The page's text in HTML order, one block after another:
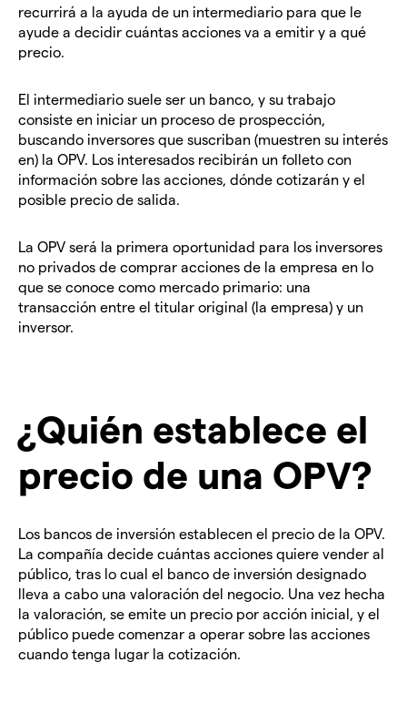
recurrirá a la ayuda de un intermediario para que le
ayude a decidir cuántas acciones va a emitir y a qué
precio.
El intermediario suele ser un banco, y su trabajo
consiste en iniciar un proceso de prospección,
buscando inversores que suscriban (muestren su interés
en) la OPV. Los interesados recibirán un folleto con
información sobre las acciones, dónde cotizarán y el
posible precio de salida.
La OPV será la primera oportunidad para los inversores
no privados de comprar acciones de la empresa en lo
que se conoce como mercado primario: una
transacción entre el titular original (la empresa) y un
inversor.
¿Quién establece el
precio de una OPV?
Los bancos de inversión establecen el precio de la OPV.
La compañía decide cuántas acciones quiere vender al
público, tras lo cual el banco de inversión designado
lleva a cabo una valoración del negocio. Una vez hecha
la valoración, se emite un precio por acción inicial, y el
público puede comenzar a operar sobre las acciones
cuando tenga lugar la cotización.